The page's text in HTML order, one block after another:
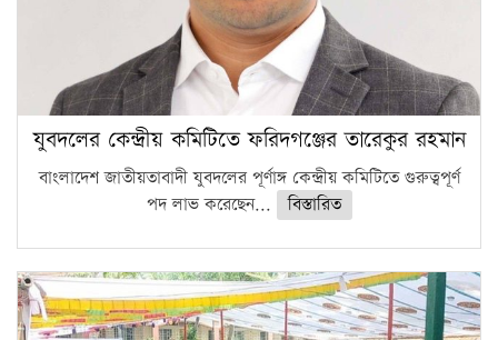
যুবদলের কেন্দ্রীয় কমিটিতে ফরিদগঞ্জের তারেকুর রহমান
বাংলাদেশ জাতীয়তাবাদী যুবদলের পূর্ণাঙ্গ কেন্দ্রীয় কমিটিতে গুরুত্বপূর্ণ
পদ লাভ করেছেন...
বিস্তারিত